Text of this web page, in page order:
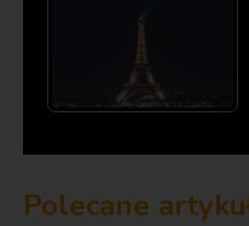
Polecane